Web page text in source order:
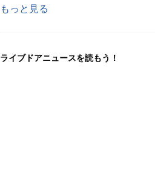
もっと見る
ライブドアニュースを読もう！